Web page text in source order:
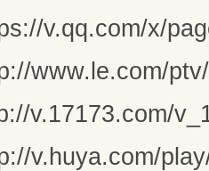
v.qq.com/x/
www.le.com/
v.17173.com/
v.huya.com/